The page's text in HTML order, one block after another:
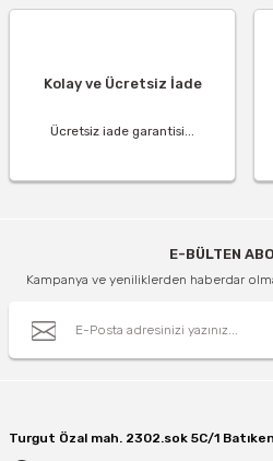
Kolay ve Ücretsiz İade
Ücretsiz iade garantisi...
E-BÜLTEN
Kampanya ve yeniliklerden haberdar
Turgut Özal mah. 2302.sok 5C/1